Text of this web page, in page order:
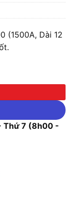
(1500A, Dài 12
Dài 12 IN,
Thứ 7 (8h00 -